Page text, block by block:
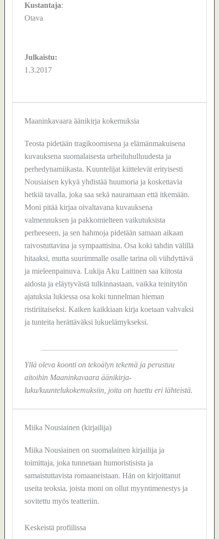
Kustantaja:
Otava
Julkaistu:
1.3.2017
Maaninkavaara äänikirja kokemuksia
Teosta pidetään tragikoomisena ja elämänmakuisena
kuvauksena suomalaisesta urheiluhulluudesta ja
perhedynamiikasta. Kuuntelijat kiittelevät erityisesti
Nousiaisen kykyä yhdistää huumoria ja koskettavia
hetkiä tavalla, joka saa sekä nauramaan että itkemään.
Moni pitää kirjaa oivaltavana kuvauksena
valmennuksen ja pakkomielteen vaikutuksista
perheeseen, ja sen hahmoja pidetään samaan aikaan
raivostuttavina ja sympaattisina. Osa koki tahdin välillä
hitaaksi, mutta suurimmalle osalle tarina oli viihdyttävä
ja mieleenpainuva. Lukija Aku Laitinen saa kiitosta
aidosta ja eläytyvästä tulkinnastaan, vaikka teinitytön
ajatuksia lukiessa osa koki tunnelman hieman
ristiriitaiseksi. Kaiken kaikkiaan kirja koetaan vahvaksi
ja tunteita herättäväksi lukuelämykseksi.
Yllä oleva koonti on tekoälyn tekemä ja perustuu
aitoihin Maaninkavaara äänikirja-
luku/kuuntelukokemuksiin, joita on haettu eri lähteistä.
Miika Nousiainen (kirjailija)
Miika Nousiainen on suomalainen kirjailija ja
toimittaja, joka tunnetaan humoristisista ja
samaistuttavista romaaneistaan. Hän on kirjoittanut
useita teoksia, joista moni on ollut myyntimenestys ja
sovitettu myös teatteriin.
Keskeistä profiilissa